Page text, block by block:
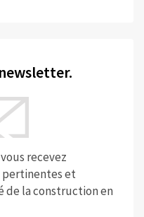
recevez
pertinentes et
la construction en